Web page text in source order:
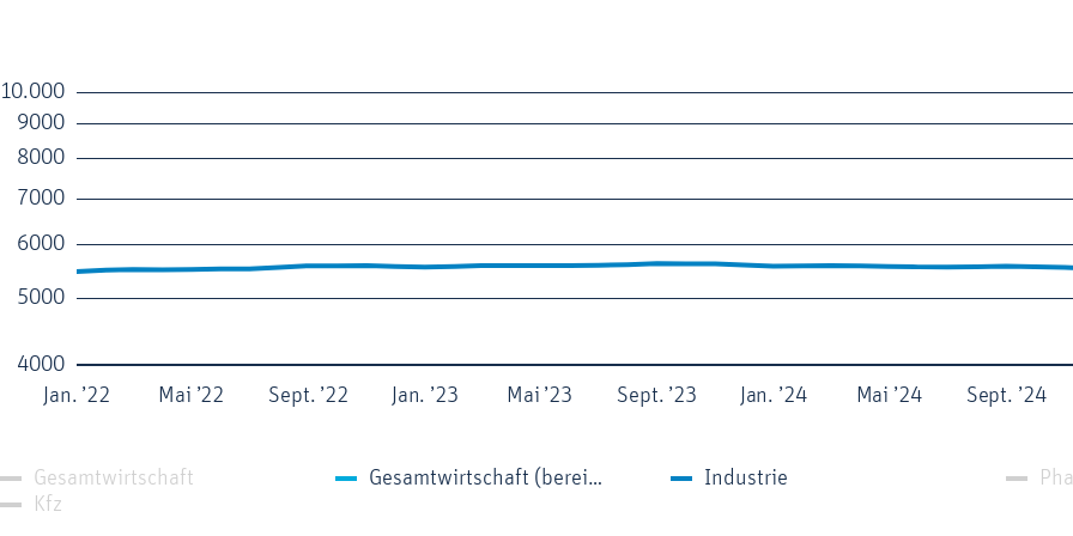
Jan. ’22 Jan. ’24
Mai ’22 Sept. ’22 Jan. ’23 Mai ’23 Sept. ’23 Mai ’24 Sept. ’24
4000
5000
6000
7000
8000
9000
10.000
Gesamtwirtschaft Gesamtwirtschaft (bereinigt) Industrie
Kfz